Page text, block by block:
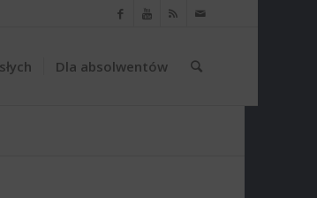
Dla absolwentów